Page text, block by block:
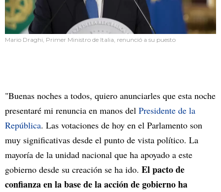
Mario Draghi, Primer Ministro de Italia, renunció a su puesto
"Buenas noches a todos, quiero anunciarles que esta noche
presentaré mi renuncia en manos del Presidente de la
República. Las votaciones de hoy en el Parlamento son
muy significativas desde el punto de vista político. La
mayoría de la unidad nacional que ha apoyado a este
gobierno desde su creación se ha ido. El pacto de
confianza en la base de la acción de gobierno ha